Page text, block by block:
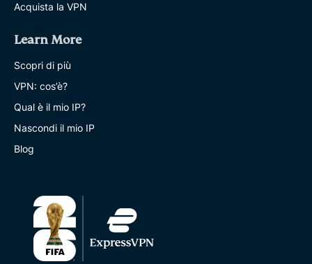
Acquista la VPN
Learn More
Scopri di più
VPN: cos’è?
Qual è il mio IP?
Nascondi il mio IP
Blog